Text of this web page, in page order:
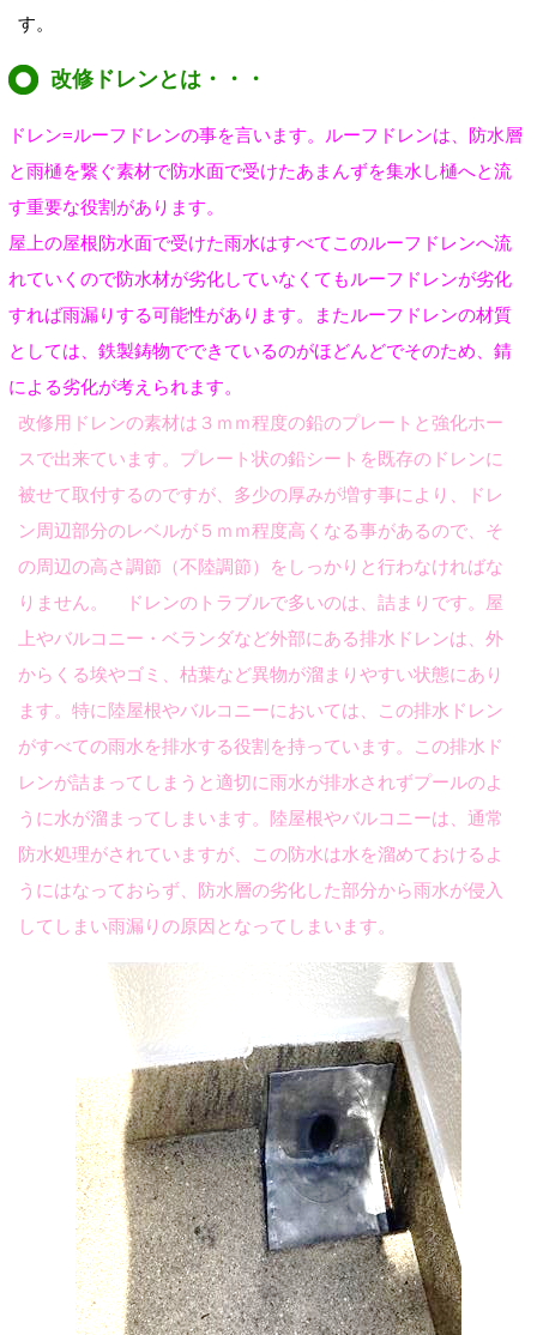
す。
改修ドレンとは・・・
ドレン=ルーフドレンの事を言います。ルーフドレンは、防水層
と雨樋を繋ぐ素材で防水面で受けたあまんずを集水し樋へと流
す重要な役割があります。
屋上の屋根防水面で受けた雨水はすべてこのルーフドレンへ流
れていくので防水材が劣化していなくてもルーフドレンが劣化
すれば雨漏りする可能性があります。またルーフドレンの材質
としては、鉄製鋳物でできているのがほどんどでそのため、錆
による劣化が考えられます。
改修用ドレンの素材は３ｍｍ程度の鉛のプレートと強化ホー
スで出来ています。プレート状の鉛シートを既存のドレンに
被せて取付するのですが、多少の厚みが増す事により、ドレ
ン周辺部分のレベルが５ｍｍ程度高くなる事があるので、そ
の周辺の高さ調節（不陸調節）
をしっかりと行わなければな
りません。
ドレンのトラブルで多いのは、詰まりです。
屋
上やバルコニー・ベランダなど外部にある排水ドレンは、外
からくる埃やゴミ、枯葉など異物が溜まりやすい状態にあり
ます。 特に陸屋根やバルコニーにおいては、この排水ドレン
がすべての雨水を排水する役割を持っています。この排水ド
レンが詰まってしまうと適切に雨水が排水されずプールのよ
うに水が溜まってしまいます。陸屋根やバルコニーは、通常
防水処理がされていますが、この防水は水を溜めておけるよ
うにはなっておらず、防水層の劣化した部分から雨水が侵入
してしまい雨漏りの原因となってしまいます。